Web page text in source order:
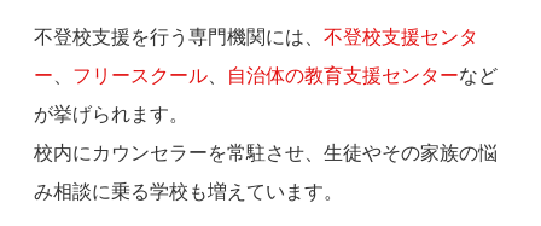
不登校支援を行う専門機関には、 不登校支援センタ
ー
フリースクール 自治体の教育支援センターなど
が挙げられます。
校内にカウンセラーを常駐させ、生徒やその家族の悩
み相談に乗る学校も増えています。